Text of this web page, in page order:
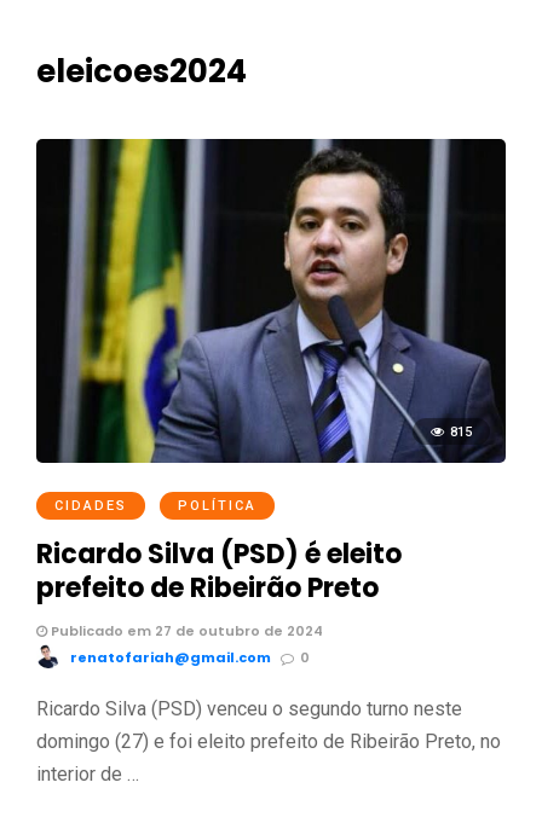
eleicoes2024
815
CIDADES POLÍTICA
Ricardo Silva (PSD) é eleito
prefeito de Ribeirão Preto
Publicado em 27 de outubro de 2024
renatofariah@gmail.com
0
Ricardo Silva (PSD) venceu o segundo turno neste
domingo (27) e foi eleito prefeito de Ribeirão Preto, no
interior de …